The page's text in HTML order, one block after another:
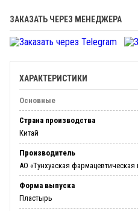
ЗАКАЗАТЬ ЧЕРЕЗ МЕНЕДЖЕРА
ХАРАКТЕРИСТИКИ
Основные
Страна производства
Китай
Производитель
АО «Тунхуаская
Форма выпуска
Пластырь